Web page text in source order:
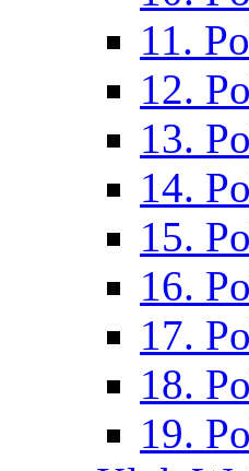
11.
12.
13.
14.
15.
16.
17.
18.
19.